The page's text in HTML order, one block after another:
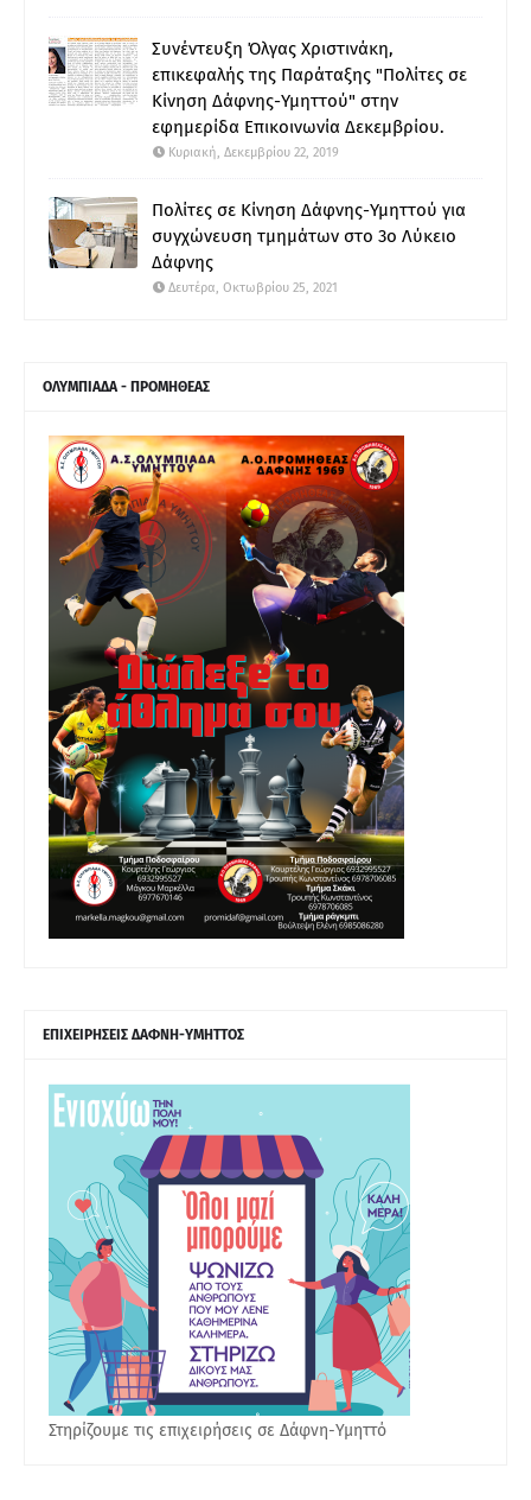
Συνέντευξη Όλγας Χριστινάκη,
επικεφαλής της Παράταξης "Πολίτες σε
Κίνηση Δάφνης-Υμηττού" στην
εφημερίδα Επικοινωνία Δεκεμβρίου.
Κυριακή, Δεκεμβρίου 22, 2019
Πολίτες σε Κίνηση Δάφνης-Υμηττού για
συγχώνευση τμημάτων στο 3ο Λύκειο
Δάφνης
Δευτέρα, Οκτωβρίου 25, 2021
ΟΛΥΜΠΙΑΔΑ - ΠΡΟΜΗΘΕΑΣ
ΕΠΙΧΕΙΡΗΣΕΙΣ ΔΑΦΝΗ-ΥΜΗΤΤΟΣ
Στηρίζουμε τις επιχειρήσεις σε Δάφνη-Υμηττό